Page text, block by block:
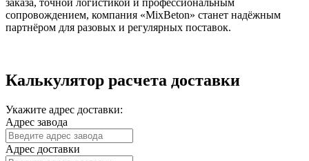
заказа, точной логистикой и профессиональным
сопровождением, компания «MixBeton» станет надёжным
партнёром для разовых и регулярных поставок.
Калькулятор расчета доставки
Укажите адрес доставки:
Адрес завода
Адрес доставки